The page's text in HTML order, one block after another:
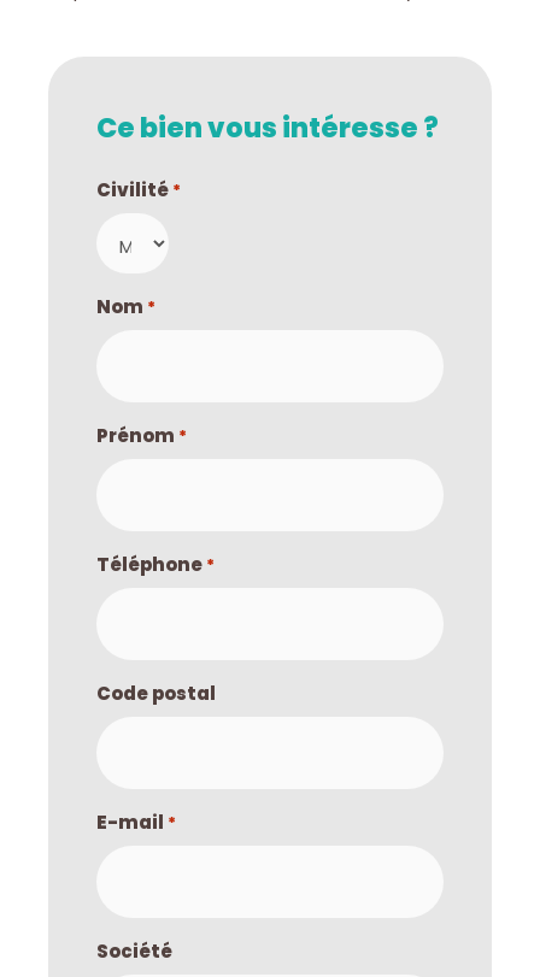
Ce bien vous intéresse ?
Civilité *
Nom *
Prénom *
Téléphone *
Code postal
E-mail *
Société